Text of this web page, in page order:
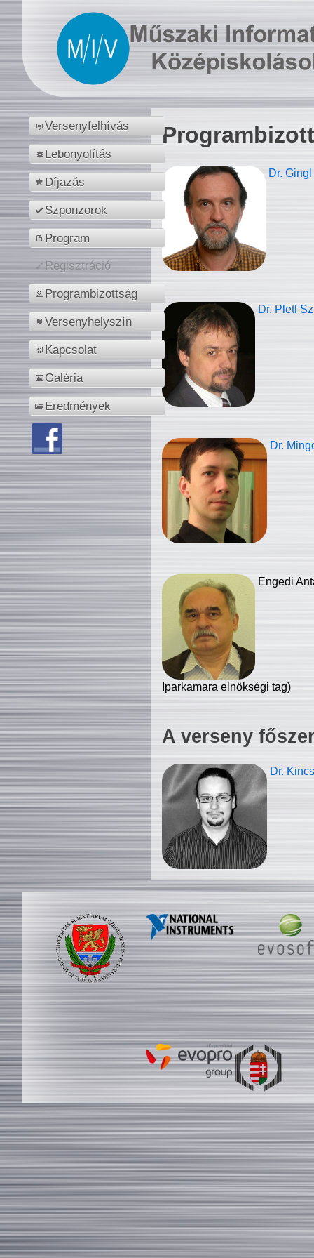
Versenyfelhívás
Lebonyolítás
Díjazás
Szponzorok
Program
Regisztráció
Programbizottság
Versenyhelyszín
Kapcsolat
Galéria
Eredmények
Dr.
Dr. Pletl
Dr.
Engedi
Iparkamara elnökségi tag)
A verseny
Dr.